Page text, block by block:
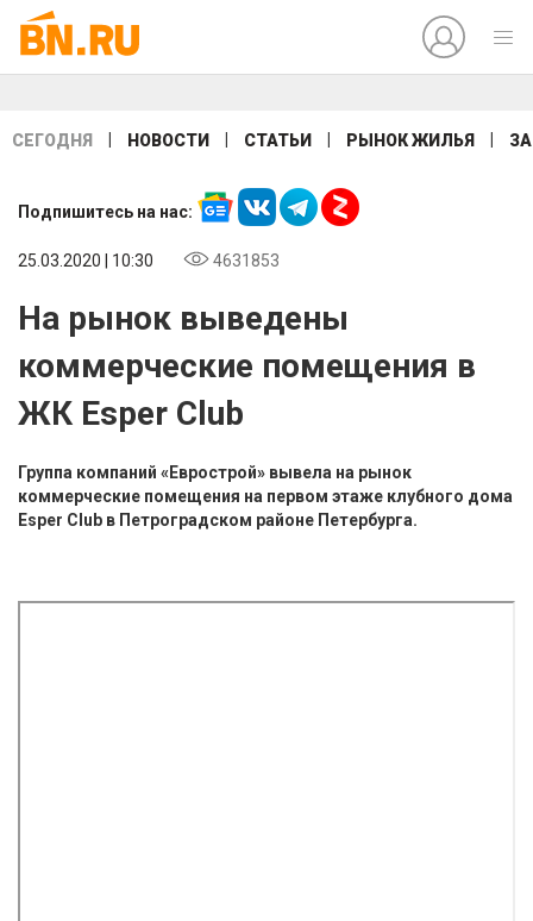
СЕГОДНЯ НОВОСТИ СТАТЬИ РЫНОК ЖИЛЬЯ
Подпишитесь на нас:
25.03.2020 | 10:30 4631853
На рынок выведены
коммерческие помещения в
ЖК Esper Club
Группа компаний «Еврострой» вывела на рынок
коммерческие помещения на первом этаже клубного дома
Esper Club в Петроградском районе Петербурга.